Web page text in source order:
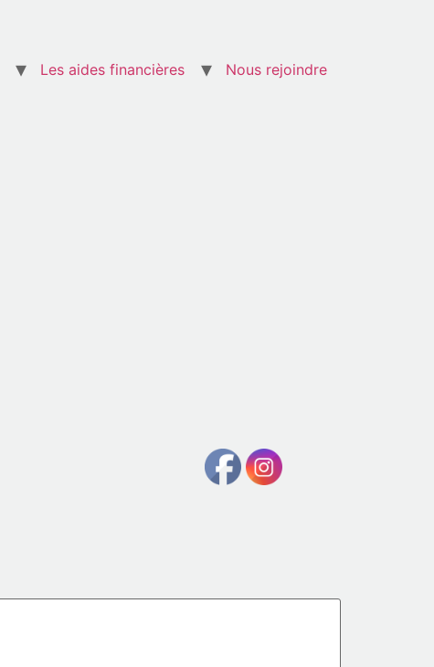
Les aides financières Nous rejoindre